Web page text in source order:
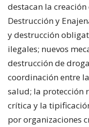
destacan la
Destrucción y
y destrucción
ilegales; nuevos
destrucción de
coordinación entre
salud; la protección
crítica y la
por organizaciones